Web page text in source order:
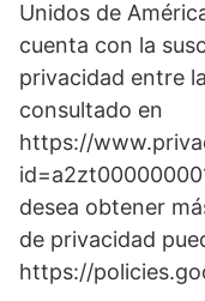
Unidos de
cuenta con la
privacidad entre
consultado en
https://
desea obtener
de privacidad
https://